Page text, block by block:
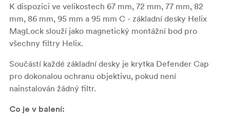
K dispozici ve velikostech 67 mm, 72 mm, 77 mm, 82
mm, 86 mm, 95 mm a 95 mm C - základní desky Helix
MagLock slouží jako magnetický montážní bod pro
všechny filtry Helix.
Součástí každé základní desky je krytka Defender Cap
pro dokonalou ochranu objektivu, pokud není
nainstalován žádný filtr.
Co je v balení: